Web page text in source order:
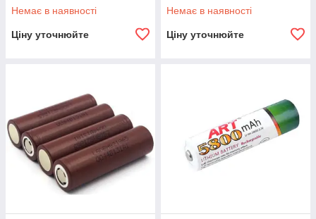
Немає в наявності
Ціну уточнюйте
Немає в наявності
Ціну уточнюйте